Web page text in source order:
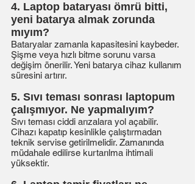
4. Laptop bataryası ömrü bitti,
yeni batarya almak zorunda
mıyım?
Bataryalar zamanla kapasitesini kaybeder.
Şişme veya hızlı bitme sorunu varsa
değişim önerilir. Yeni batarya cihaz kullanım
süresini artırır.
5. Sıvı teması sonrası laptopum
çalışmıyor. Ne yapmalıyım?
Sıvı teması ciddi arızalara yol açabilir.
Cihazı kapatıp kesinlikle çalıştırmadan
teknik servise getirilmelidir. Zamanında
müdahale edilirse kurtarılma ihtimali
yüksektir.